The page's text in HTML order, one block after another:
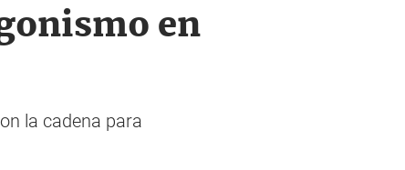
en
la cadena para